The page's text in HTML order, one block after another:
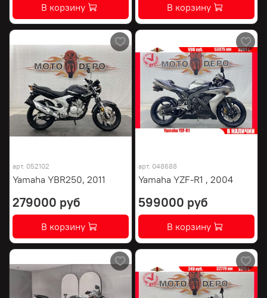
В корзину В корзину
арт. 052102
Yamaha YBR250, 2011
279000 руб
В корзину
арт. 048688
Yamaha YZF-R1 , 2004
599000 руб
В корзину